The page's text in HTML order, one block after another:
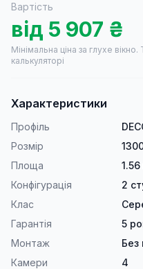
Вартість
від 5 907 ₴
Мінімальна ціна за глухе вікно.
калькуляторі
Характеристики
Профіль
Розмір
Площа
1.56
Конфігурація
2
Клас
Гарантія
5
Монтаж
Без
Камери
4